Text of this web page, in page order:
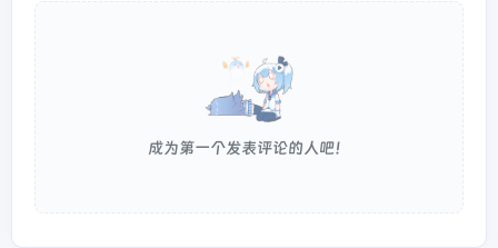
成为第一个发表评论的人吧！